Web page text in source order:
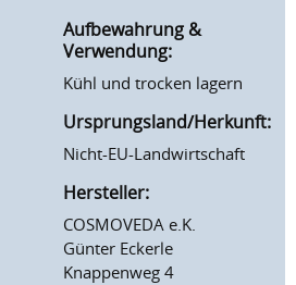
Aufbewahrung &
Verwendung:
Kühl und trocken lagern
Ursprungsland/Herkunft:
Nicht-EU-Landwirtschaft
Hersteller:
COSMOVEDA e.K.
Günter Eckerle
Knappenweg 4